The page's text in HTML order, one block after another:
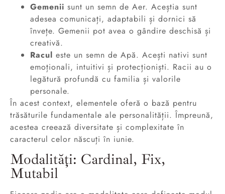
Gemenii sunt un semn de Aer. Aceștia sunt
adesea comunicați, adaptabili și dornici să
învețe. Gemenii pot avea o gândire deschisă și
creativă.
Racul este un semn de Apă. Acești nativi sunt
emoționali, intuitivi și protecționiști. Racii au o
legătură profundă cu familia și valorile
personale.
În acest context, elementele oferă o bază pentru
trăsăturile fundamentale ale personalității. Împreună,
acestea creează diversitate și complexitate în
caracterul celor născuți în iunie.
Modalități: Cardinal, Fix,
Mutabil